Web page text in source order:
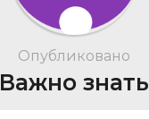
Опубликовано
Важно знать